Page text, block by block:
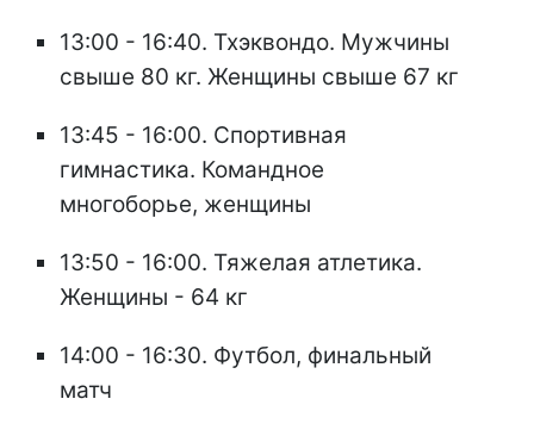
13:00 - 16:40. Тхэквондо. Мужчины
свыше 80 кг. Женщины свыше 67 кг
13:45 - 16:00. Спортивная
гимнастика. Командное
многоборье, женщины
13:50 - 16:00. Тяжелая атлетика.
Женщины - 64 кг
14:00 - 16:30. Футбол, финальный
матч